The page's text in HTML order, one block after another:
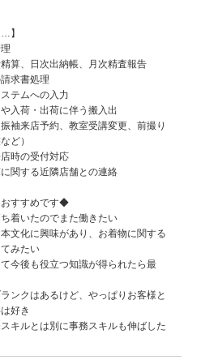
】
精算、日次出納帳、月次精査報告
求書処理
テムへの入力
や入荷・出荷に伴う搬入出
振袖来店予約、教室受講変更、前撮り
ど）
時の受付対応
に関する近隣店舗との連絡
すすめです◆
ち着いたのでまた働きたい
本文化に興味があり、お着物に関する
みたい
て今後も役立つ知識が得られたら最
ランクはあるけど、やっぱりお客様と
好き
スキルとは別に事務スキルも伸ばした